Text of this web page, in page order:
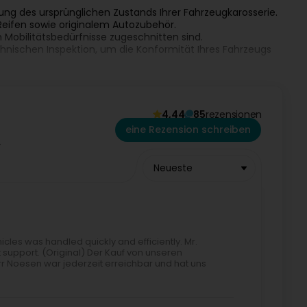
des ursprünglichen Zustands Ihrer Fahrzeugkarosserie.
sowie originalem Autozubehör.
zugeschnitten sind.
Inspektion, um die Konformität Ihres Fahrzeugs
Sie das Team per E-Mail oder telefonisch
4,44 85rezensionen
eine Rezension schreiben
Neueste
was handled quickly and efficiently. Mr.
(Original) Der Kauf von unseren
war jederzeit erreichbar und hat uns